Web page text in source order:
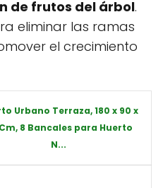
de frutos del árbol.
eliminar las ramas
el crecimiento
Urbano Terraza, 180 x 90 x
8 Bancales para Huerto
N...